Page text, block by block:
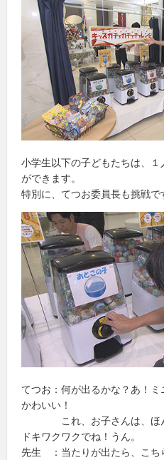
小学生以下の子どもたちは、
ができます。
特別に、てつお委員長も挑戦で
てつお：何が出るかな？あ！ミ
かわいい！
これ、お子さんは、ほん
ドキワクワクでね！うん。
先生 ：当たりが出たら、こち